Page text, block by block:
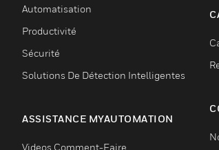
Automatisation
Productivité
Sécurité
Solutions De Détection Intelligentes
ASSISTANCE MYAUTOMATION
Videos Comment-Faire